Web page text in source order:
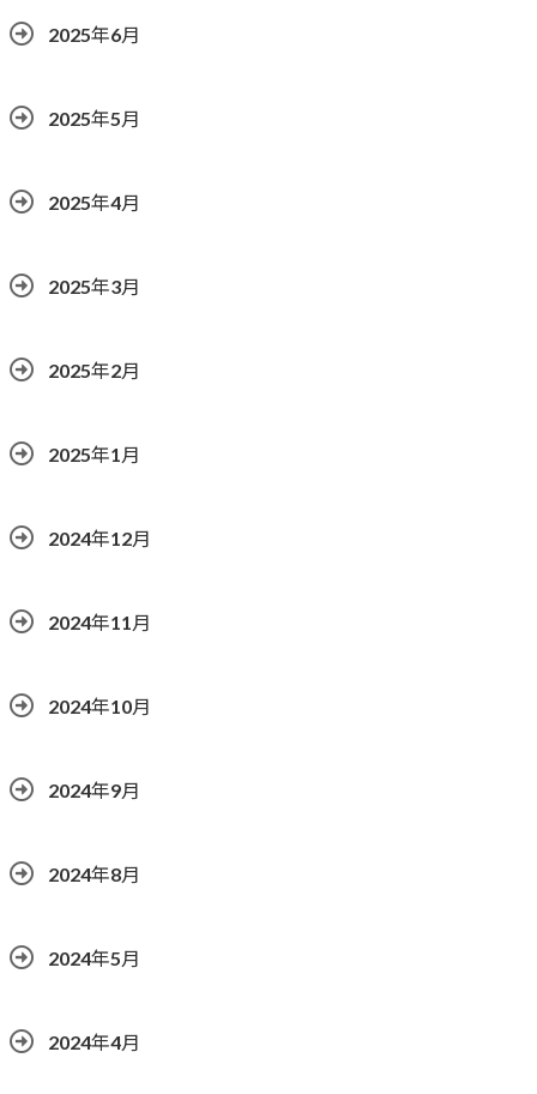
2025年6月
2025年5月
2025年4月
2025年3月
2025年2月
2025年1月
2024年12月
2024年11月
2024年10月
2024年9月
2024年8月
2024年5月
2024年4月